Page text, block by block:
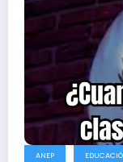
ANEP